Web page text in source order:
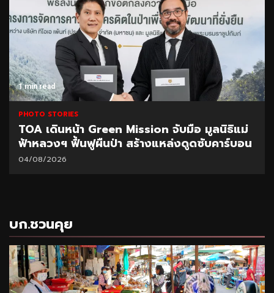
1 min read
PHOTO STORIES
TOA เดินหน้า Green Mission จับมือ มูลนิธิแม่
ฟ้าหลวงฯ ฟื้นฟูผืนป่า สร้างแหล่งดูดซับคาร์บอน
04/08/2026
บก.ชวนคุย